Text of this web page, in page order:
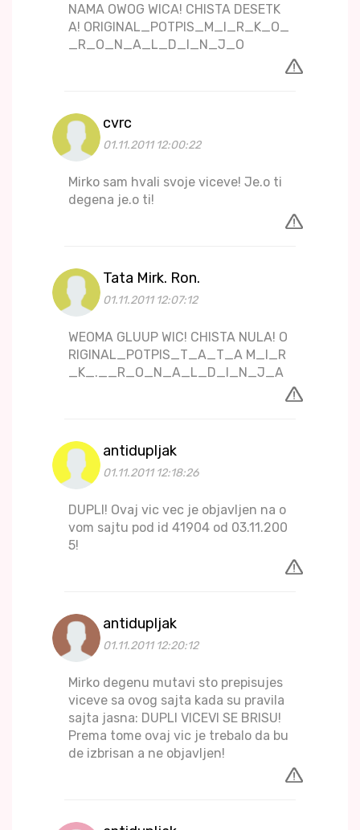
NAMA OWOG WICA! CHISTA DESETK
A! ORIGINAL_POTPIS_M_I_R_K_O_
_R_O_N_A_L_D_I_N_J_O
cvrc
01.11.2011 12:00:22
Mirko sam hvali svoje viceve! Je.o ti
degena je.o ti!
Tata Mirk. Ron.
01.11.2011 12:07:12
WEOMA GLUUP WIC! CHISTA NULA! O
RIGINAL_POTPIS_T_A_T_A M_I_R
_K_.__R_O_N_A_L_D_I_N_J_A
antidupljak
01.11.2011 12:18:26
DUPLI! Ovaj vic vec je objavljen na o
vom sajtu pod id 41904 od 03.11.200
5!
antidupljak
01.11.2011 12:20:12
Mirko degenu mutavi sto prepisujes
viceve sa ovog sajta kada su pravila
sajta jasna: DUPLI VICEVI SE BRISU!
Prema tome ovaj vic je trebalo da bu
de izbrisan a ne objavljen!